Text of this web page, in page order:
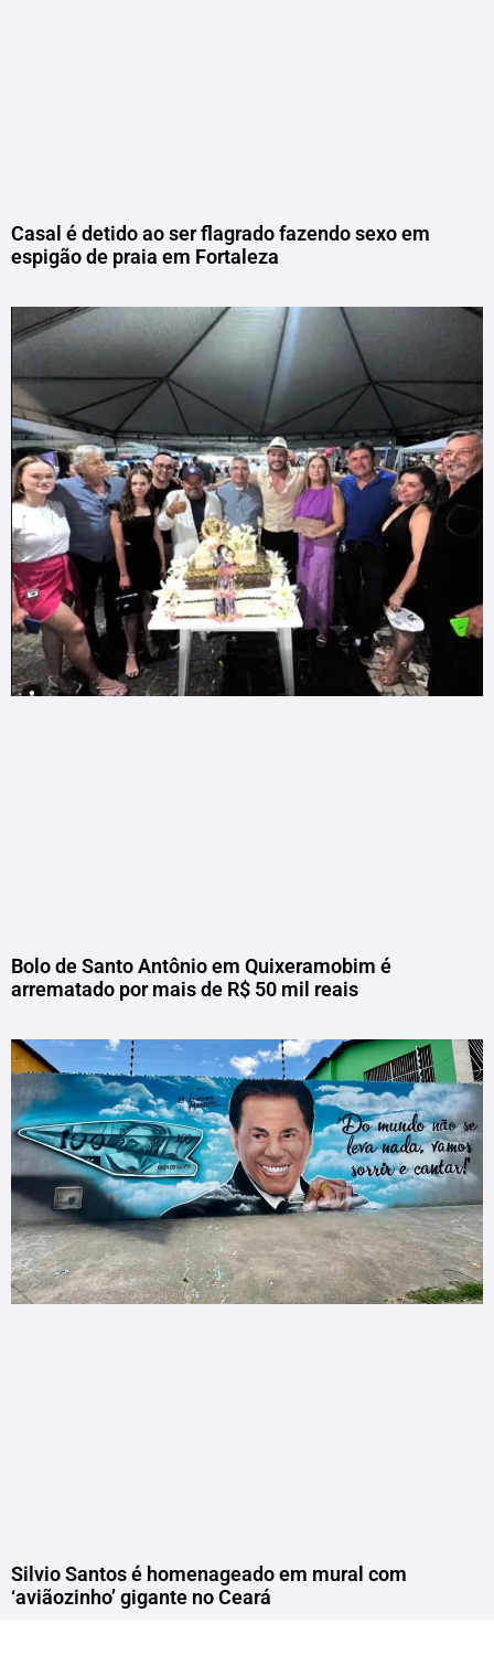
Casal é detido ao ser flagrado fazendo sexo em
espigão de praia em Fortaleza
Bolo de Santo Antônio em Quixeramobim é
arrematado por mais de R$ 50 mil reais
Silvio Santos é homenageado em mural com
‘aviãozinho’ gigante no Ceará